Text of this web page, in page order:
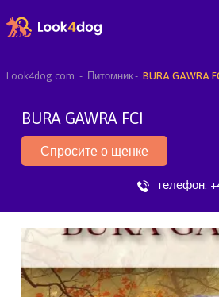
Look4dog.com Питомник BURA GAWRA
BURA GAWRA FCI
Спросите о щенке
телефон: